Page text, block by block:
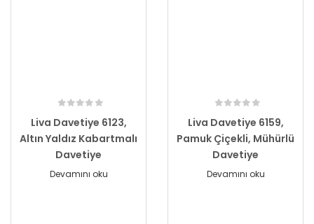
Liva Davetiye 6123,
Altın Yaldız Kabartmalı
Davetiye
Devamını oku
Liva Davetiye 6159,
Pamuk Çiçekli, Mühürlü
Davetiye
Devamını oku